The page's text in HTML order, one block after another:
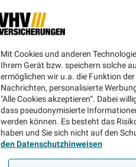
Mit Cookies und anderen
Ihrem Gerät bzw. speichern solche
ermöglichen wir u.a. die Funktion
Nachrichten, personalisierte
"Alle Cookies akzeptieren“. Dabei
dass pseudonymisierte
werden können. Es besteht das
haben und Sie sich nicht auf den
den Datenschutzhinweisen